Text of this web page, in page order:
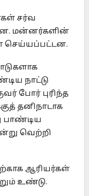
சர்வ
மன்னர்களின்
செய்யப்பட்டன.
நாட்டு
போர் புரிந்த
தனிநாடாக
பாண்டிய
வெற்றி
ஆரியர்கள்
உண்டு.